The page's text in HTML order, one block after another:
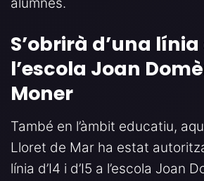
alumnes.
S’obrirà d’una línia
l’escola Joan
Moner
També en l’àmbit educatiu,
Lloret de Mar ha estat
línia d’I4 i d’I5 a l’escola Joan